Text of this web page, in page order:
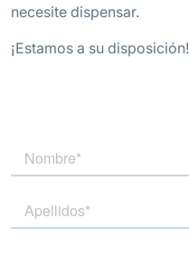
necesite dispensar.
¡Estamos a su disposición!